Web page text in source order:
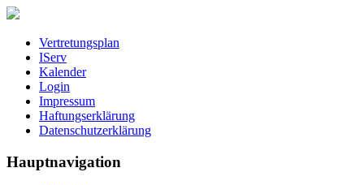
Vertretungsplan
IServ
Kalender
Login
Impressum
Haftungserklärung
Datenschutzerklärung
Hauptnavigation